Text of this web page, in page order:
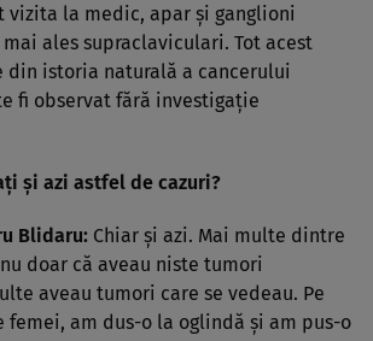
vizita la medic, apar şi ganglioni
ales supraclaviculari. Tot acest
din istoria naturală a cancerului
fi observat fără investigaţie
şi azi astfel de cazuri?
Blidaru: Chiar şi azi. Mai multe dintre
doar că aveau niste tumori
aveau tumori care se vedeau. Pe
femei, am dus-o la oglindă şi am pus-o